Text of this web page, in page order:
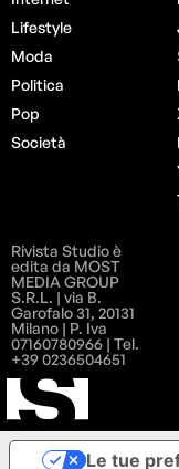
Lifestyle
Moda
Politica
Pop
Società
Rivista Studio è
edita da MOST
MEDIA GROUP
S.R.L. | via B.
Garofalo 31, 20131
Milano | P. Iva
07160780966 | Tel.
+39 0236504651
Le tue